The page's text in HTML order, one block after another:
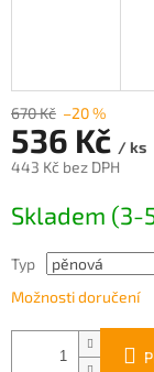
670 Kč –20 %
536 Kč / ks
443 Kč bez DPH
cena:
Skladem (3-
Typ
Možnosti doručení